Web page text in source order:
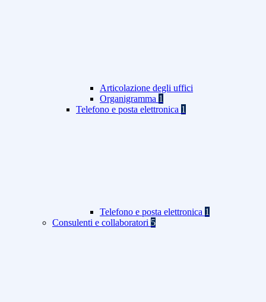
Articolazione degli uffici
Organigramma 1
Telefono e posta elettronica 1
Telefono e posta elettronica 1
Consulenti e collaboratori 5